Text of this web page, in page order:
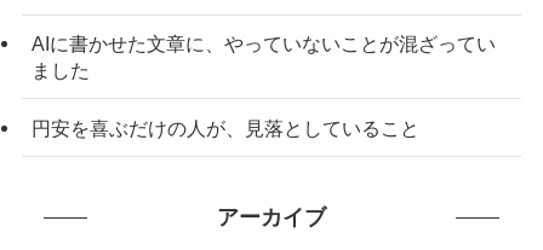
AIに書かせた文章に、やっていないことが混ざってい
ました
円安を喜ぶだけの人が、見落としていること
アーカイブ